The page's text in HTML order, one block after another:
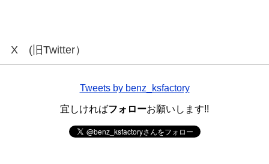
X (旧Twitter）
Tweets by benz_ksfactory
宜しければフォローお願いします!!